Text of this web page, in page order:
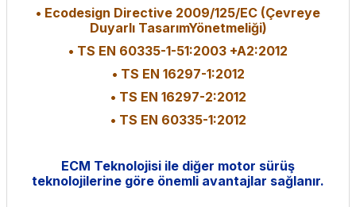
• Ecodesign Directive 2009/125/EC (Çevreye
Duyarlı TasarımYönetmeliği)
• TS EN 60335-1-51:2003 +A2:2012
• TS EN 16297-1:2012
• TS EN 16297-2:2012
• TS EN 60335-1:2012
ECM Teknolojisi ile diğer motor sürüş
teknolojilerine göre önemli avantajlar sağlanır.